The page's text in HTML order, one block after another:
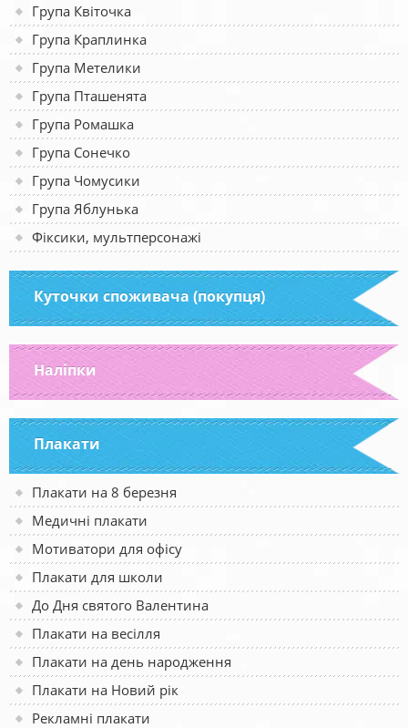
Група Квіточка
Група Краплинка
Група Метелики
Група Пташенята
Група Ромашка
Група Сонечко
Група Чомусики
Група Яблунька
Фіксики, мультперсонажі
Куточки споживача (покупця)
Наліпки
Плакати
Плакати на 8 березня
Медичні плакати
Мотиватори для офісу
Плакати для школи
До Дня святого Валентина
Плакати на весілля
Плакати на день народження
Плакати на Новий рік
Рекламні плакати